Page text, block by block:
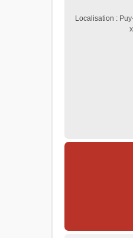
Localisation :